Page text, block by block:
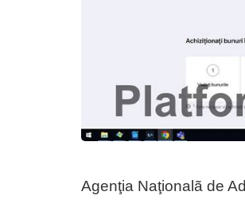
Agenţia Naţionalã de